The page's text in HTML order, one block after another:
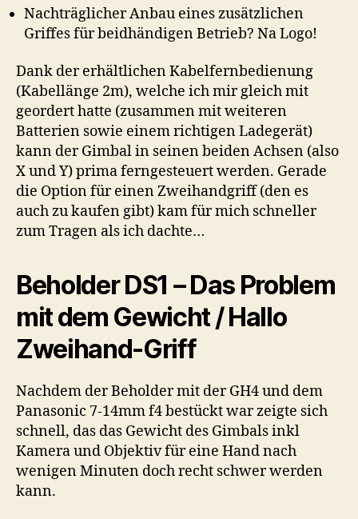
Nachträglicher Anbau eines zusätzlichen
Griffes für beidhändigen Betrieb? Na Logo!
Dank der erhältlichen Kabelfernbedienung
(Kabellänge 2m), welche ich mir gleich mit
geordert hatte (zusammen mit weiteren
Batterien sowie einem richtigen Ladegerät)
kann der Gimbal in seinen beiden Achsen (also
X und Y) prima ferngesteuert werden. Gerade
die Option für einen Zweihandgriff (den es
auch zu kaufen gibt) kam für mich schneller
zum Tragen als ich dachte…
Beholder DS1 – Das Problem
mit dem Gewicht / Hallo
Zweihand-Griff
Nachdem der Beholder mit der GH4 und dem
Panasonic 7-14mm f4 bestückt war zeigte sich
schnell, das das Gewicht des Gimbals inkl
Kamera und Objektiv für eine Hand nach
wenigen Minuten doch recht schwer werden
kann.